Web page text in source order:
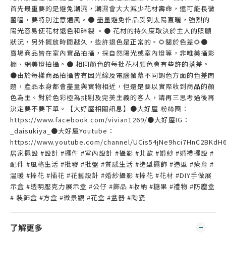
首先最重要的是避免潮濕，潮濕會大大減少花材壽命，還可能長黴
菌喔，要特別注意通風。● 盡量避免作品受到太陽直曬，強烈的
陽光容易使花材退色和碎裂 。● 花材的持久度取決於主人的照顧
狀況，另外擺放時間越久，些許退色是正常的。🌻關於色差🌻●
賣場商品皆在室內實品拍攝，採自然陽光或室內燈等，非唯美攝影
棚、網美燈拍攝。● 相同顏色的每批花材顏色會有些許的落差。
●由於每樣商品拍攝皆有因光線及電腦螢幕不同調色方面的色差問
題，產品本身都會盡量與實物相近，但還是要以實際收到商品的顏
色為主。對於色彩極為挑剔及完美主義的客人，請再三思考過後再
決定要不要下單。【大好屋相關訊息】●大好屋 粉絲團：
https://www.facebook.com/vivian1269/●大好屋IG：
_daisukiya_●大好屋Youtube：
https://www.youtube.com/channel/
居家擺設 #設計 #擺件 #室內設計 #攝影 #北歐 #婚紗 #婚禮擺設 #
配件 #風格生活 #批發 #批盤 #質感生活 #造型擺飾 #造型 #療育 #
溫暖 #捧花 #插花 #花藝設計 #婚紗攝影 #捧花 #花材 #DIY手做展
示盒 #透明壓克力展示盒 #公仔 #飾品 #收納 #糖果 #禮物 #防塵盒
# 裝飾盒 #方盒 #微景觀 #花盒 #盆器 #陶瓷
了解更多